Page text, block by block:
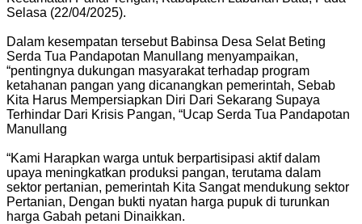
Selasa (22/04/2025).
Dalam kesempatan tersebut Babinsa Desa Selat Beting
Serda Tua Pandapotan Manullang menyampaikan,
“pentingnya dukungan masyarakat terhadap program
ketahanan pangan yang dicanangkan pemerintah, Sebab
Kita Harus Mempersiapkan Diri Dari Sekarang Supaya
Terhindar Dari Krisis Pangan, “Ucap Serda Tua Pandapotan
Manullang
“Kami Harapkan warga untuk berpartisipasi aktif dalam
upaya meningkatkan produksi pangan, terutama dalam
sektor pertanian, pemerintah Kita Sangat mendukung sektor
Pertanian, Dengan bukti nyatan harga pupuk di turunkan
harga Gabah petani Dinaikkan.